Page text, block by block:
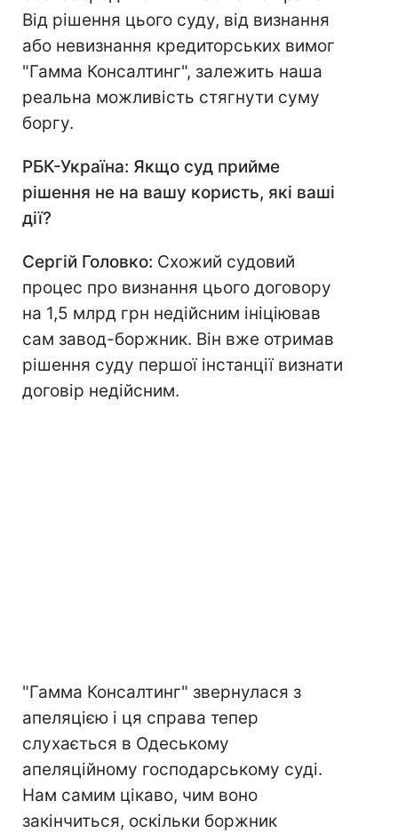
Від рішення цього суду, від визнання
або невизнання кредиторських вимог
"Гамма Консалтинг", залежить наша
реальна можливість стягнути суму
боргу.
РБК-Україна: Якщо суд прийме
рішення не на вашу користь, які ваші
дії?
Сергій Головко: Схожий судовий
процес про визнання цього договору
на 1,5 млрд грн недійсним ініціював
сам завод-боржник. Він вже отримав
рішення суду першої інстанції визнати
договір недійсним.
"Гамма Консалтинг" звернулася з
апеляцією і ця справа тепер
слухається в Одеському
апеляційному господарському суді.
Нам самим цікаво, чим воно
закінчиться, оскільки боржник